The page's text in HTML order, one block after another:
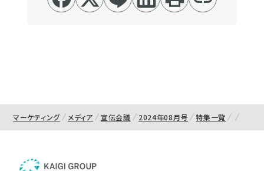
マーケティング メディア 宣伝会議 2024年08月号 特集一覧